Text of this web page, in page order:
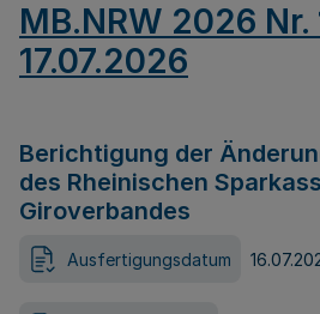
MB.NRW 2026 Nr.
17.07.2026
Berichtigung der
des Rheinischen
Giroverbandes
Ausfertigungsdatum